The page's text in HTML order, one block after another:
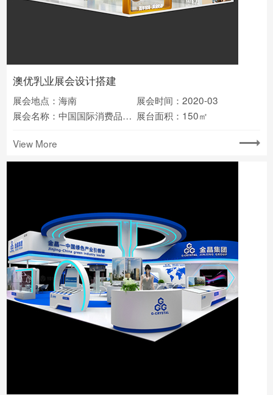
澳优乳业展会设计搭建
展会地点：海南
展会时间：2020-03
展会名称：中国国际消费品博览会 展台面积：150㎡
View More